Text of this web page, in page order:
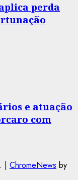
perda
e atuação
com
| ChromeNews by